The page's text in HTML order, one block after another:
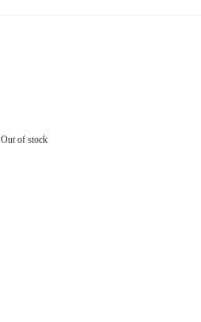
Out of stock